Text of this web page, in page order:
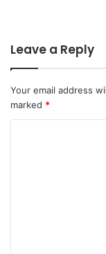
Leave a Reply
Your email address
marked *